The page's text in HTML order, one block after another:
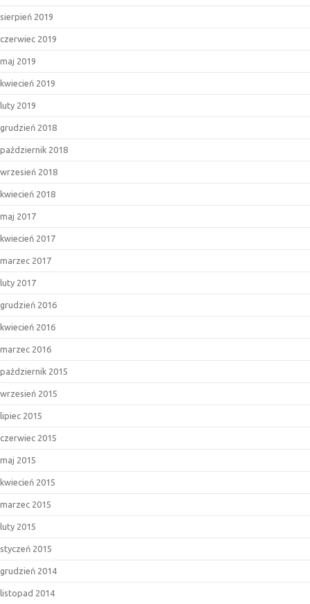
sierpień 2019
czerwiec 2019
maj 2019
kwiecień 2019
luty 2019
grudzień 2018
październik 2018
wrzesień 2018
kwiecień 2018
maj 2017
kwiecień 2017
marzec 2017
luty 2017
grudzień 2016
kwiecień 2016
marzec 2016
październik 2015
wrzesień 2015
lipiec 2015
czerwiec 2015
maj 2015
kwiecień 2015
marzec 2015
luty 2015
styczeń 2015
grudzień 2014
listopad 2014